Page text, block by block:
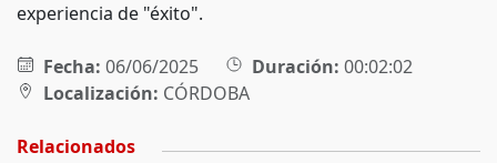
experiencia de "éxito".
Fecha: 06/06/2025 Duración: 00:02:02
Localización: CÓRDOBA
Relacionados